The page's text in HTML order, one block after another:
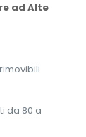
ad Alte
da 80 a